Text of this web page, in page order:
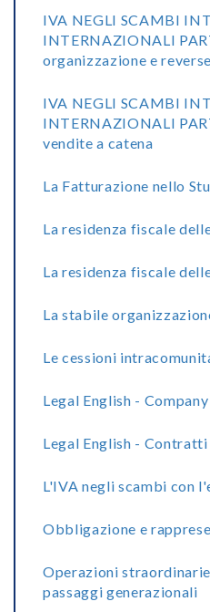
IVA NEGLI SCAMBI
INTERNAZIONALI
organizzazione e
IVA NEGLI SCAMBI
INTERNAZIONALI
vendite a catena
La Fatturazione nello
La residenza fiscale
La residenza fiscale
La stabile
Le cessioni
Legal English -
Legal English - Contratti
L'IVA negli scambi con
Obbligazione e
Operazioni
passaggi generazionali